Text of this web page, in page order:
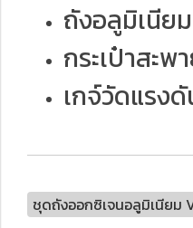
ถังอลูมิเนีย
กระเป๋าสะ
เกจ์วัดแรง
ชุดถังออกซิเจนอลูมิเนียม